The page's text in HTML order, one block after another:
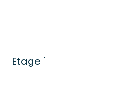
piscinable
Etage 1